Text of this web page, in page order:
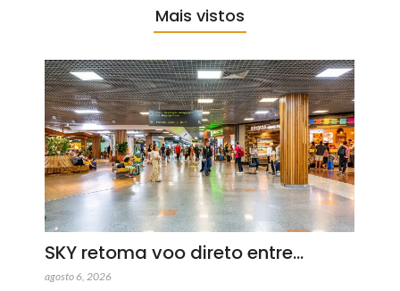
Mais vistos
SKY retoma voo direto entre…
agosto 6, 2026